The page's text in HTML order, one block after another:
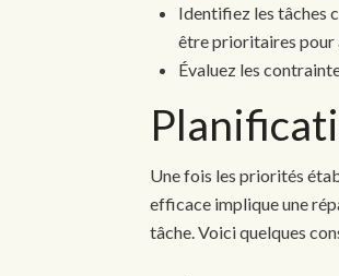
Identifiez les tâches
être prioritaires pour
Évaluez les
Une fois les priorités
efficace implique une
tâche. Voici quelques